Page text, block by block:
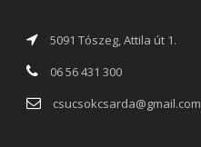
5091 Tószeg, Attila út 1.
06 56 431 300
csucsokcsarda@gmail.com